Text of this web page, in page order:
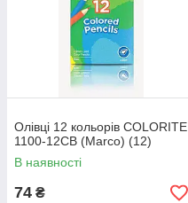
Олівці 12 кольорів COLORITE
1100-12CB (Marco) (12)
В наявності
74 ₴